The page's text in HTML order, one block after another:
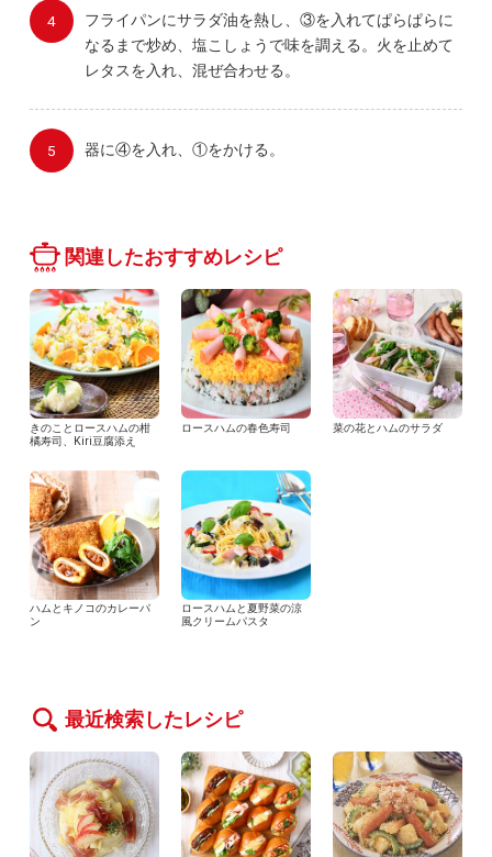
フライパンにサラダ油を熱し、③を入れてぱらぱらに
なるまで炒め、塩こしょうで味を調える。火を止めて
レタスを入れ、混ぜ合わせる。
器に④を入れ、①をかける。
関連したおすすめレシピ
きのことロースハムの柑
橘寿司、Kiri豆腐添え
ロースハムの春色寿司 菜の花とハムのサラダ
ハムとキノコのカレーパ
ン
ロースハムと夏野菜の涼
風クリームパスタ
最近検索したレシピ